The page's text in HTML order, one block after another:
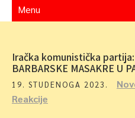
Menu
Iračka komunistička partija:
BARBARSKE MASAKRE U
19. STUDENOGA 2023.
Reakcije